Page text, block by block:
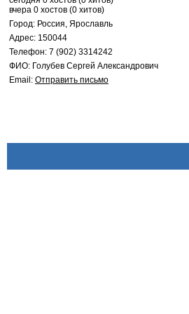
вчера 0 хостов (0 хитов)
Город: Россия, Ярославль
Адрес: 150044
Телефон: 7 (902) 3314242
ФИО: Голубев Сергей Александрович
Email: Отправить письмо